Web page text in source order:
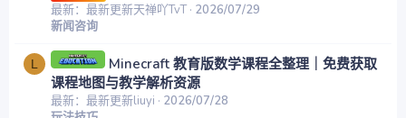
最新：最新更新天禅吖TvT 2026/07/29
新闻咨询
L
Minecraft 教育版数学课程全整理｜免费获取
课程地图与教学解析资源
最新：最新更新liuyi
2026/07/28